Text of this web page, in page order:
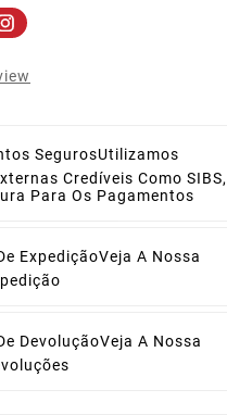
SegurosUtilizamos
Credíveis Como SIBS,
Para Os Pagamentos
ExpediçãoVeja A Nossa
DevoluçãoVeja A Nossa